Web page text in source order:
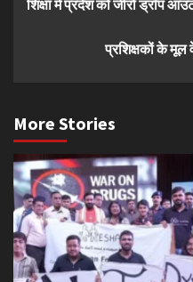
Reading
शिक्षा में प्रदेश को जीरो ड्रॉप
प्रशिक्षकों के मूल
More Stories